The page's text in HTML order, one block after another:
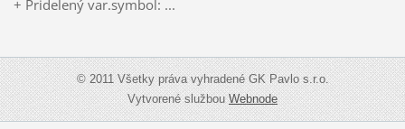
+ Pridelený var.symbol: ...
© 2011 Všetky práva vyhradené GK Pavlo s.r.o.
Vytvorené službouWebnode